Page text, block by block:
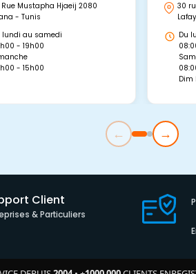
Rue Mustapha Hjaeij 2080
- Tunis
lundi au samedi
- 19h00
- 15h00
30
Du
Dim
← →
Client
& Particuliers